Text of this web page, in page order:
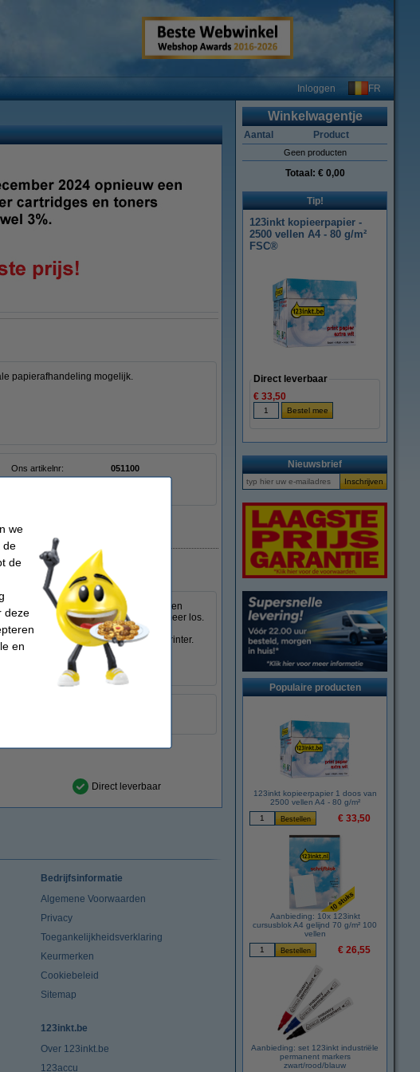
Inloggen FR
papierafhandeling mogelijk.
Ons artikelnr:
051100
Nummer:
LU6068001
in de vezels vast. In tegenstelling tot een
laat deze doek het poeder niet meer los.
te verwijderen poeder op uw handen
van de binnenkant van de laserprinter.
op te rekken.
Direct leverbaar
Winkelwagentje
Aantal Product
Geen producten
Totaal: € 0,00
Tip!
123inkt kopieerpapier -
2500 vellen A4 - 80 g/m²
FSC®
Direct leverbaar
€ 33,50
Nieuwsbrief
Populaire producten
123inkt kopieerpapier 1 doos van
2500 vellen A4 - 80 g/m²
€ 33,50
Aanbieding: 10x 123inkt
cursusblok A4 gelijnd 70 g/m² 100
vellen
€ 26,55
Aanbieding: set 123inkt industriële
permanent markers
zwart/rood/blauw
Bedrijfsinformatie
Algemene Voorwaarden
Privacy
Toegankelijkheidsverklaring
Keurmerken
Cookiebeleid
Sitemap
123inkt.be
Over 123inkt.be
123accu
we
de
de
deze
en